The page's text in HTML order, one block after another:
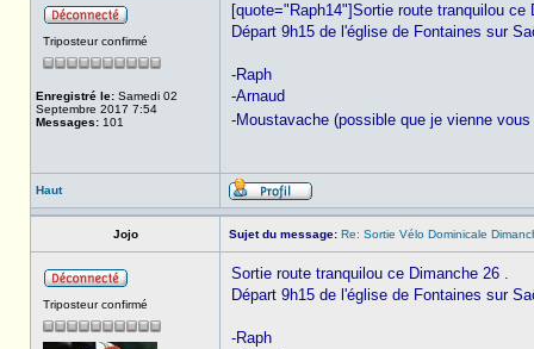
Triposteur confirmé
Enregistré le: Samedi 02
Septembre 2017 7:54
Messages: 101
[quote="Raph14"]Sortie route tranquilou ce
Départ 9h15 de l'église de Fontaines sur
-Raph
-Arnaud
-Moustavache (possible que je vienne
Haut
Jojo Sujet du message: Re: Sortie Vélo Dominicale
Triposteur confirmé
Sortie route tranquilou ce Dimanche 26 .
Départ 9h15 de l'église de Fontaines sur
-Raph